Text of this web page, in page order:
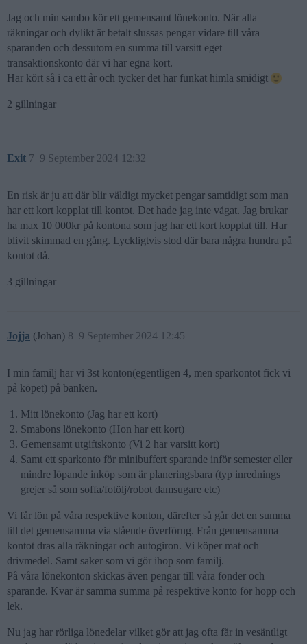
Jag och min sambo kör ett gemensamt lönekonto. När alla
räkningar och dylikt är betalt slussas pengar vidare till våra
sparanden och dessutom en summa till varsitt eget
transaktionskonto där vi har egna kort.
Har kört så i ca ett år och tycker det har funkat himla smidigt
2 gillningar
Exit 9 September 2024 12:32
7
En risk är ju att där blir väldigt mycket pengar samtidigt som man
har ett kort kopplat till kontot. Det hade jag inte vågat. Jag brukar
ha max 10 000kr på kontona som jag har ett kort kopplat till. Har
blivit skimmad en gång. Lyckligtvis stod där bara några hundra på
kontot då.
3 gillningar
Jojja (Johan) 9 September 2024 12:45
8
I min familj har vi 3st konton(egentligen 4, men sparkontot fick vi
på köpet) på banken.
Mitt lönekonto (Jag har ett kort)
Smabons lönekonto (Hon har ett kort)
Gemensamt utgiftskonto (Vi 2 har varsitt kort)
Samt ett sparkonto för minibuffert sparande inför semester eller
mindre löpande inköp som är planeringsbara (typ inrednings
grejer så som soffa/fotölj/robot damsugare etc)
Vi får lön på våra respektive konton, därefter så går det en summa
till det gemensamma via stående överförng. Från gemensamma
kontot dras alla räkningar och autogiron. Vi köper mat och
drivmedel. Samt saker som vi gör ihop som familj.
På våra lönekonton skickas även pengar till våra fonder och
sparande. Kvar är samma summa på respektive konto för hopp och
lek.
Nu jag har rörliga lönedelar vilket gör att jag ofta får in vesäntligt